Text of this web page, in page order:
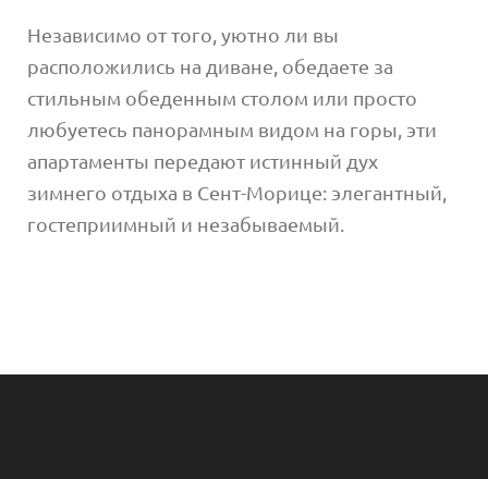
Независимо от того, уютно ли вы
расположились на диване, обедаете за
стильным обеденным столом или просто
любуетесь панорамным видом на горы, эти
апартаменты передают истинный дух
зимнего отдыха в Сент-Морице: элегантный,
гостеприимный и незабываемый.